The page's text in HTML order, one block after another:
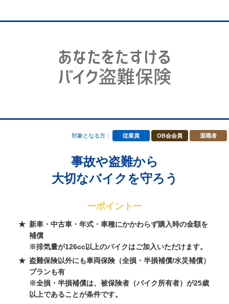
対象となる方： 従業員 OB会会員 退職者
事故や盗難から
大切なバイクを守ろう
ーポイントー
新車・中古車・年式・車種にかかわらず購入時の金額を
補償
※排気量が126cc以上のバイクはご加入いただけます。
盗難保険以外にも車両保険（全損・半損補償/水災補償）
プランも有
※全損・半損補償は、被保険者（バイク所有者）が25歳
以上であることが条件です。